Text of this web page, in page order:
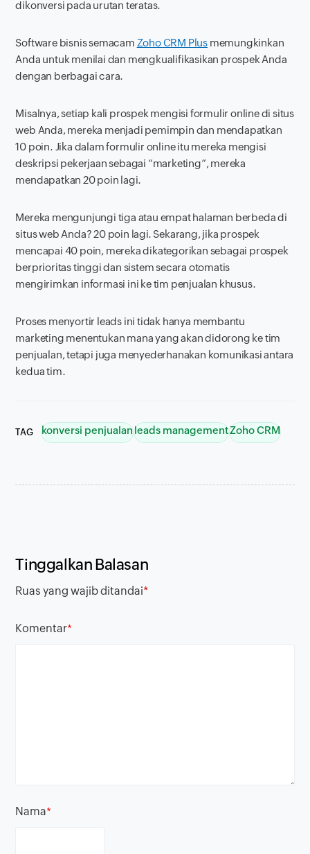
dikonversi pada urutan teratas.
Softwarebisnis semacam Zoho CRM Plus memungkinkan
Anda untuk menilai dan mengkualifikasikan prospek Anda
dengan berbagai cara.
Misalnya, setiap kali prospek mengisi formulir online di situs
web Anda, mereka menjadi pemimpin dan mendapatkan
10 poin. Jika dalam formulir online itu mereka mengisi
deskripsi pekerjaan sebagai “marketing”, mereka
mendapatkan 20 poin lagi.
Mereka mengunjungi tiga atau empat halaman berbeda di
situs web Anda? 20 poin lagi. Sekarang, jika prospek
mencapai 40 poin, mereka dikategorikan sebagai prospek
berprioritas tinggi dan sistem secara otomatis
mengirimkan informasi ini ke tim penjualan khusus.
Proses menyortir leads ini tidak hanya membantu
marketing menentukan mana yang akan didorong ke tim
penjualan, tetapi juga menyederhanakan komunikasi antara
kedua tim.
TAG konversi penjualanleads managementZoho CRM
Tinggalkan Balasan
Ruas yang wajib ditandai*
Komentar*
Nama*